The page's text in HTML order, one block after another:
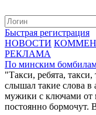
Быстрая регистрация
НОВОСТИ
РЕКЛАМА
По минским
"Такси, ребята,
слышал такие слова в
мужики с ключами от
постоянно бормочут.